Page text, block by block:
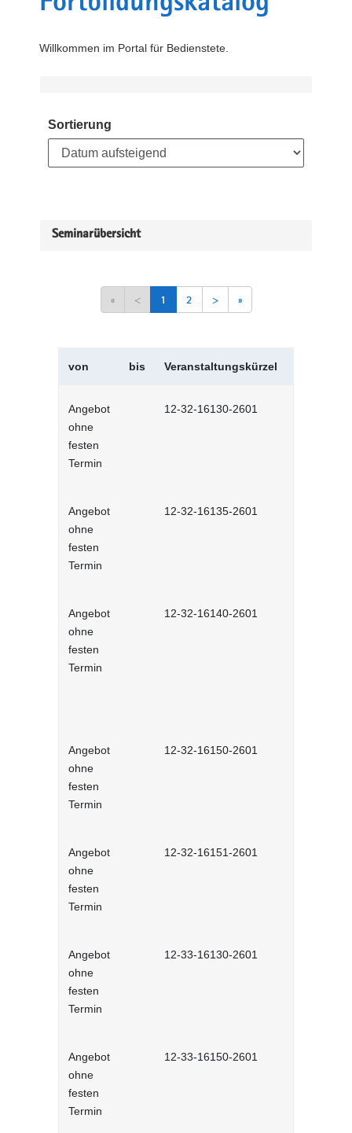
Willkommen im Portal für Bedienstete.
Sortierung
Seminarübersicht
« < 1 2 > »
von bis Veranstaltungskürzel
Angebot
ohne
festen
Termin
12-32-16130-2601
Angebot
ohne
festen
Termin
12-32-16135-2601
Angebot
ohne
festen
Termin
12-32-16140-2601
Angebot
ohne
festen
Termin
12-32-16150-2601
Angebot
ohne
festen
Termin
12-32-16151-2601
Angebot
ohne
festen
Termin
12-33-16130-2601
Angebot
ohne
festen
Termin
12-33-16150-2601